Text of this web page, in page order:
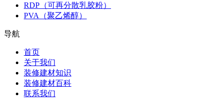
RDP（可再分散乳胶粉）
PVA（聚乙烯醇）
导航
首页
关于我们
装修建材知识
装修建材百科
联系我们